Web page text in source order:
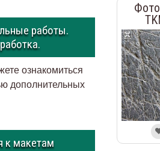
работы.
ознакомиться
дополнительных
к макетам